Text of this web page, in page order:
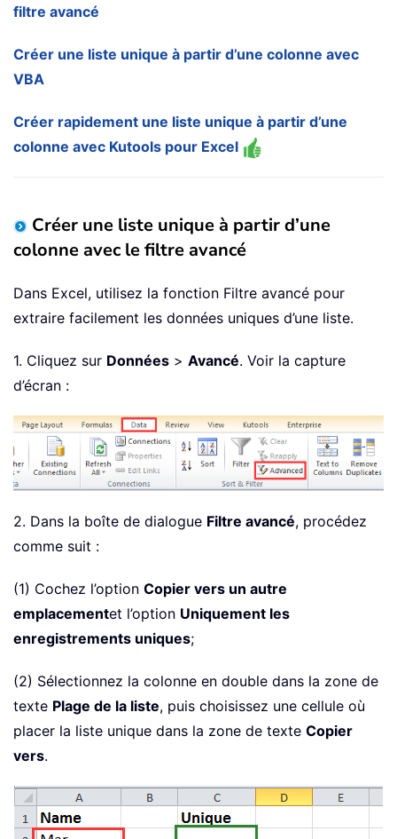
filtre avancé
Créer une liste unique à partir d’une colonne avec
VBA
Créer rapidement une liste unique à partir d’une
colonne avec Kutools pour Excel
Créer une liste unique à partir d’une
colonne avec le filtre avancé
Dans Excel, utilisez la fonction Filtre avancé pour
extraire facilement les données uniques d’une liste.
1. Cliquez sur Données > Avancé. Voir la capture
d’écran :
2. Dans la boîte de dialogue Filtre avancé, procédez
comme suit :
(1) Cochez l’option Copier vers un autre
emplacementet l’option Uniquement les
enregistrements uniques;
(2) Sélectionnez la colonne en double dans la zone de
texte Plage de la liste, puis choisissez une cellule où
placer la liste unique dans la zone de texte Copier
vers.